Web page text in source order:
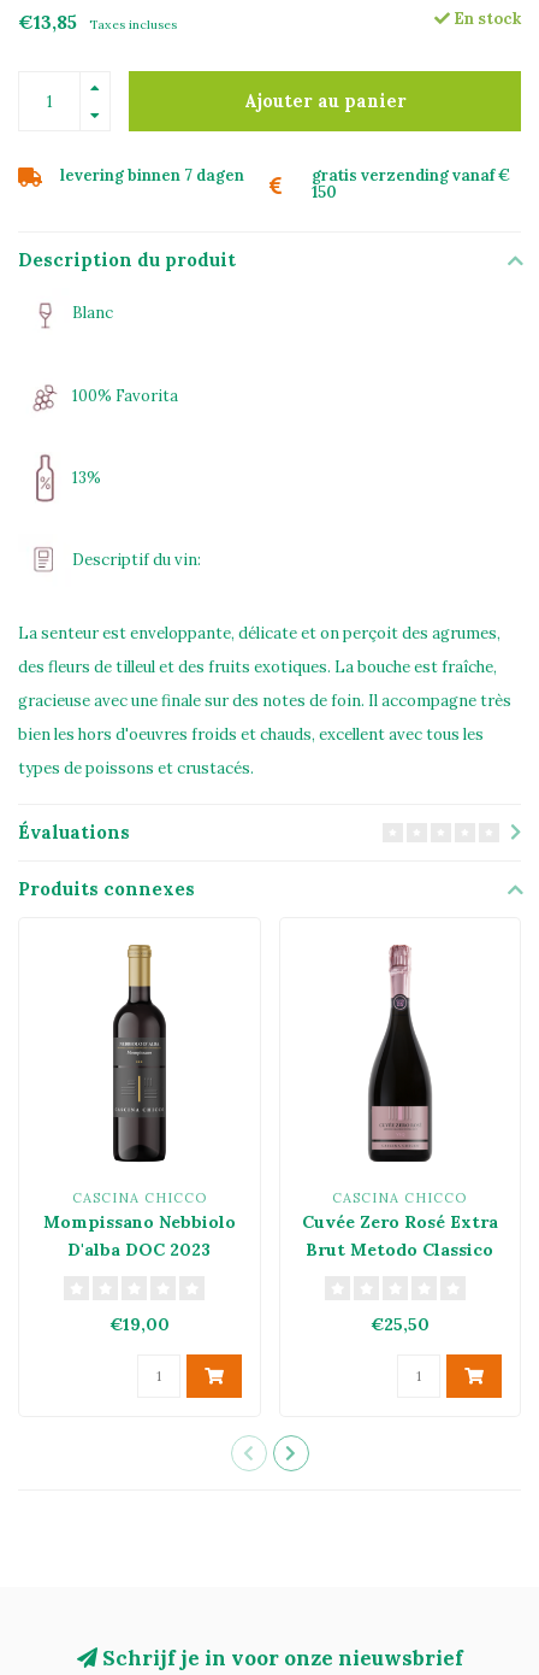
€13,85 Taxes incluses En stock
Ajouter au panier
levering binnen 7 dagen
gratis verzending vanaf €
150
Description du produit
Blanc
100% Favorita
13%
Descriptif du vin:
La senteur est enveloppante, délicate et on perçoit des agrumes,
des fleurs de tilleul et des fruits exotiques. La bouche est fraîche,
gracieuse avec une finale sur des notes de foin. Il accompagne très
bien les hors d'oeuvres froids et chauds, excellent avec tous les
types de poissons et crustacés.
Évaluations
Produits connexes
CASCINA CHICCO
Mompissano Nebbiolo
D'alba DOC 2023
€19,00
CASCINA CHICCO
Cuvée Zero Rosé Extra
Brut Metodo Classico
€25,50
Schrijf je in voor onze nieuwsbrief